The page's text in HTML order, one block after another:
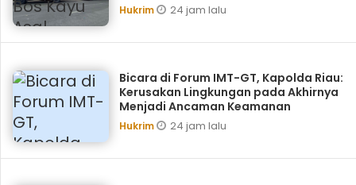
Hukrim 24 jam lalu
Bicara di Forum IMT-GT, Kapolda Riau:
Kerusakan Lingkungan pada Akhirnya
Menjadi Ancaman Keamanan
Hukrim 24 jam lalu